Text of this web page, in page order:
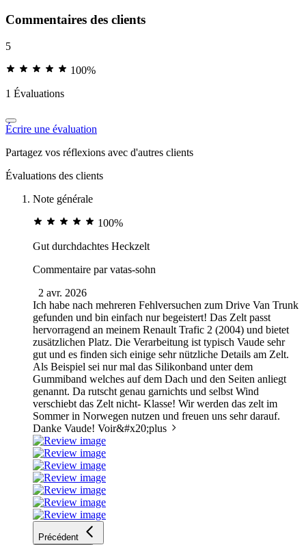
Commentaires des clients
5
100%
1 Évaluations
Écrire une évaluation
Partagez vos réflexions avec d'autres clients
Évaluations des clients
Note générale
100%
Gut durchdachtes Heckzelt
Commentaire parvatas-sohn
2 avr. 2026
Ich habe nach mehreren Fehlversuchen zum Drive Van Trunk
gefunden und bin einfach nur begeistert! Das Zelt passt
hervorragend an meinem Renault Trafic 2 (2004) und bietet
zusätzlichen Platz. Die Verarbeitung ist typisch Vaude sehr
gut und es finden sich einige sehr nützliche Details am Zelt.
Als Beispiel sei nur mal das Silikonband unter dem
Gummiband welches auf dem Dach und den Seiten anliegt
genannt. Da rutscht genau garnichts und selbst Wind
verschiebt das Zelt nicht- Klasse! Wir werden das zelt im
Sommer in Norwegen nutzen und freuen uns sehr darauf.
Danke Vaude! Voir&#x20;plus
Précédent